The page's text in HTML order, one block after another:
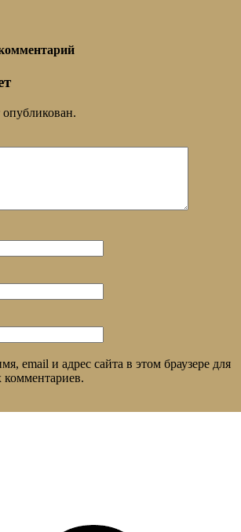
email и адрес сайта в этом браузере для